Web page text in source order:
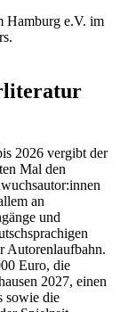
Hamburg e.V. im
2026 vergibt der
Mal den
an
und
Autorenlaufbahn.
Euro, die
2027, einen
sowie die